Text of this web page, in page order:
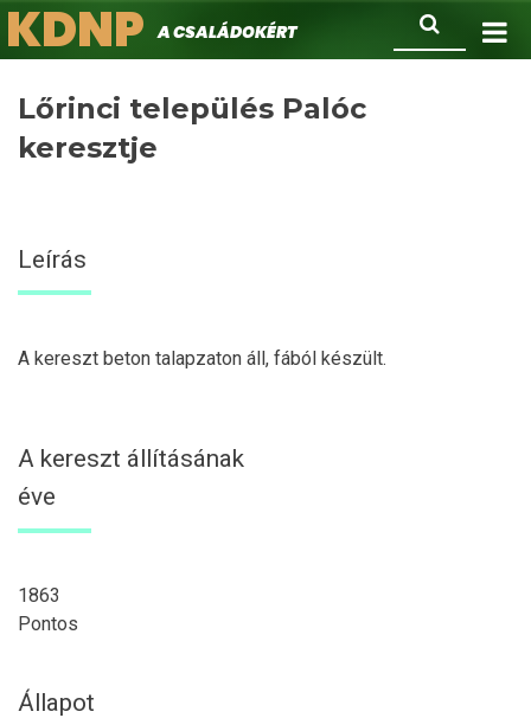
Ugrás
a
Keresés
KDNPA családokért.
Lőrinci település Palóc
keresztje
Leírás
A kereszt beton talapzaton áll, fából készült.
A kereszt állításának
éve
1863
Pontos
Állapot